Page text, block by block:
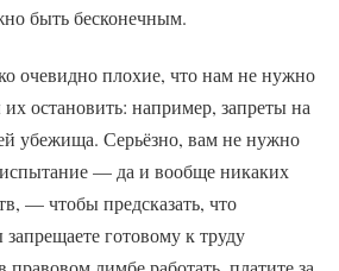
быть бесконечным.
очевидно плохие, что нам не нужно
остановить: например, запреты на
убежища. Серьёзно, вам не нужно
— да и вообще никаких
— чтобы предсказать, что
готовому к труду